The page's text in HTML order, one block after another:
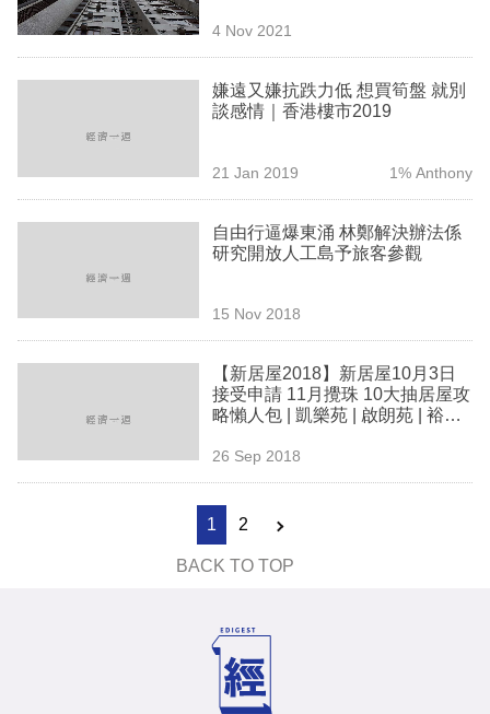
4 Nov 2021
嫌遠又嫌抗跌力低 想買筍盤 就別
談感情｜香港樓市2019
21 Jan 2019 1% Anthony
自由行逼爆東涌 林鄭解決辦法係
研究開放人工島予旅客參觀
15 Nov 2018
【新居屋2018】新居屋10月3日
接受申請 11月攪珠 10大抽居屋攻
略懶人包 | 凱樂苑 | 啟朗苑 | 裕泰
26 Sep 2018
1 2
BACK TO TOP